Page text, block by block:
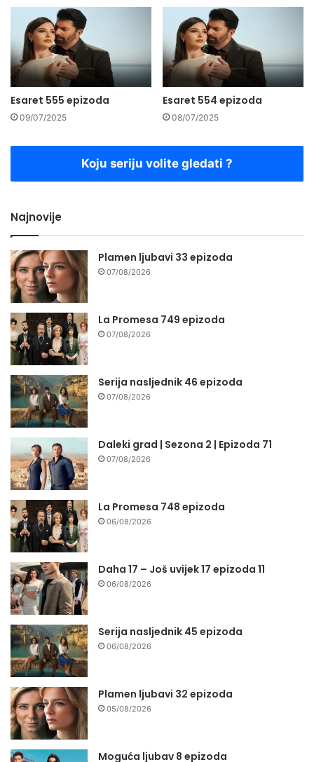
Esaret 555 epizoda
09/07/2025
Esaret 554 epizoda
08/07/2025
Koju seriju volite gledati ?
Najnovije
Plamen ljubavi 33 epizoda
07/08/2026
La Promesa 749 epizoda
07/08/2026
Serija nasljednik 46 epizoda
07/08/2026
Daleki grad | Sezona 2 | Epizoda 71
07/08/2026
La Promesa 748 epizoda
06/08/2026
Daha 17 – Još uvijek 17 epizoda 11
06/08/2026
Serija nasljednik 45 epizoda
06/08/2026
Plamen ljubavi 32 epizoda
05/08/2026
Moguća ljubav 8 epizoda